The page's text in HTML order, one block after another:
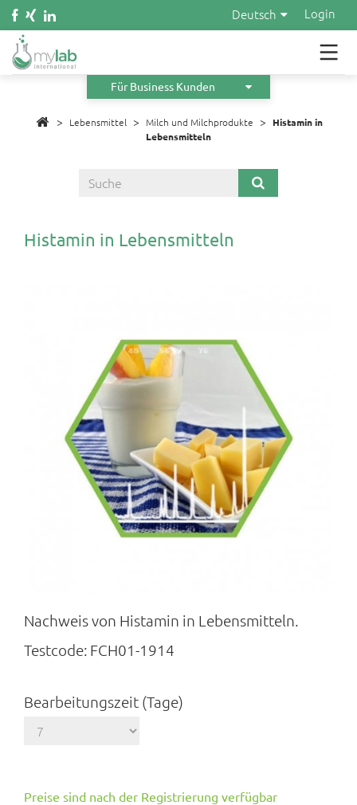
Login
Deutsch
Material
Infos
Angebot anfordern
Für Business Kunden
> Lebensmittel > Milch und Milchprodukte >
Histamin in
Lebensmitteln
Histamin in Lebensmitteln
Nachweis von Histamin in Lebensmitteln.
Testcode: FCH01-1914
Bearbeitungszeit (Tage)
Preise sind nach der Registrierung verfügbar